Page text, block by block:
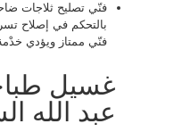
فنّي تصليح ثلاجات
بالتحكم في إصلاح
فنّي ممتاز ويؤدي
غسيل
عبد الله